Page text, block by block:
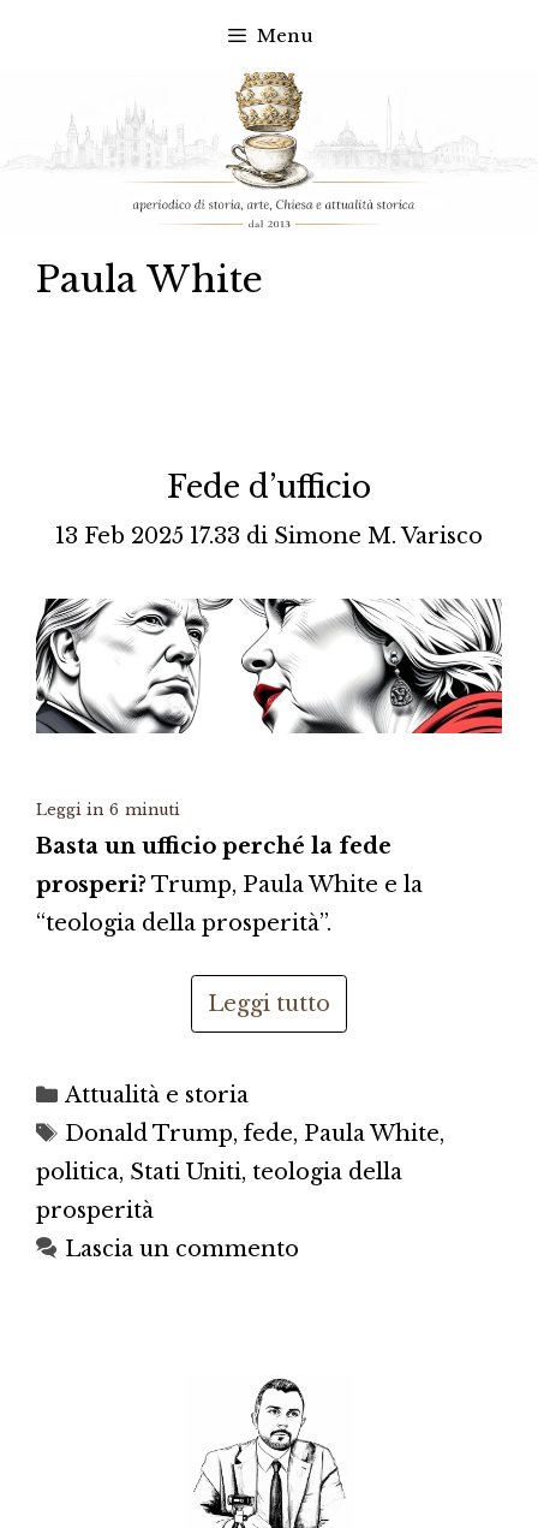
contenuto
Menu
Paula White
Fede d’ufficio
13 Feb 2025 17.33 di Simone M. Varisco
Leggi in 6 minuti
Basta un ufficio perché la fede
prosperi? Trump, Paula White e la
“teologia della prosperità”.
Leggi tutto
Categorie
Attualità e storia
Tag
Donald Trump, fede, Paula White,
politica, Stati Uniti, teologia della
prosperità
Lascia un commento